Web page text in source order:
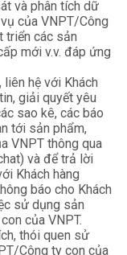
và phân tích dữ
của VNPT/Công
triển các sản
mới v.v. đáp ứng
liên hệ với Khách
giải quyết yêu
sao kê, các báo
tới sản phẩm,
VNPT thông qua
và để trả lời
Khách hàng
báo cho Khách
sử dụng sản
của VNPT.
thói quen sử
Công ty con của